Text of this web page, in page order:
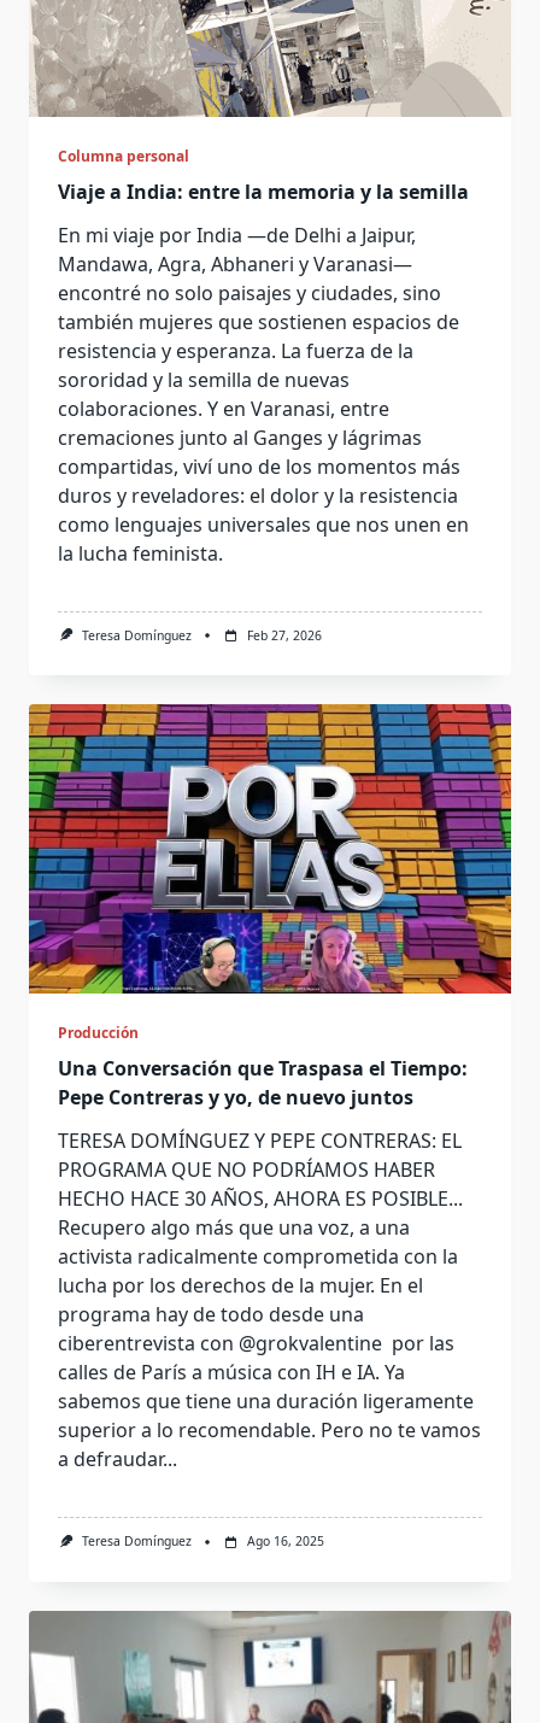
Columna personal
Viaje a India: entre la memoria y la semilla
En mi viaje por India —de Delhi a Jaipur,
Mandawa, Agra, Abhaneri y Varanasi—
encontré no solo paisajes y ciudades, sino
también mujeres que sostienen espacios de
resistencia y esperanza. La fuerza de la
sororidad y la semilla de nuevas
colaboraciones. Y en Varanasi, entre
cremaciones junto al Ganges y lágrimas
compartidas, viví uno de los momentos más
duros y reveladores: el dolor y la resistencia
como lenguajes universales que nos unen en
la lucha feminista.
Teresa Domínguez Feb 27, 2026
Producción
Una Conversación que Traspasa el Tiempo:
Pepe Contreras y yo, de nuevo juntos
TERESA DOMÍNGUEZ Y PEPE CONTRERAS: EL
PROGRAMA QUE NO PODRÍAMOS HABER
HECHO HACE 30 AÑOS, AHORA ES POSIBLE...
Recupero algo más que una voz, a una
activista radicalmente comprometida con la
lucha por los derechos de la mujer. En el
programa hay de todo desde una
ciberentrevista con @grokvalentine por las
calles de París a música con IH e IA. Ya
sabemos que tiene una duración ligeramente
superior a lo recomendable. Pero no te vamos
a defraudar...
Teresa Domínguez Ago 16, 2025